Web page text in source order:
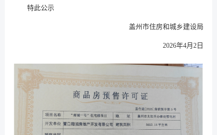
特此公示
盖州市住房和城乡建设局
2026年4月2日